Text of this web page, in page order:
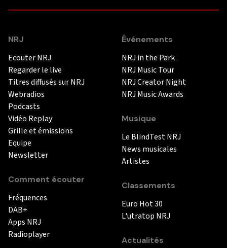
NRJ
Ecouter NRJ
Regarder le live
Titres diffusés sur NRJ
Webradios
Podcasts
Vidéo Replay
Grille et émissions
Equipe
Newsletter
Comment écouter
Fréquences
DAB+
Apps NRJ
Radioplayer
Événements
NRJ in the Park
NRJ Music Tour
NRJ Creator Night
NRJ Music Awards
Musique
Le BlindTest NRJ
News musicales
Artistes
Classements
Euro Hot 30
L'utratop NRJ
Actualités